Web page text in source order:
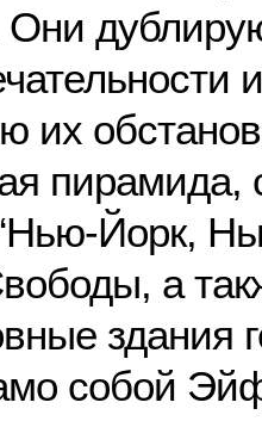
Они
пирамида,
Йорк,
а
здания
собой